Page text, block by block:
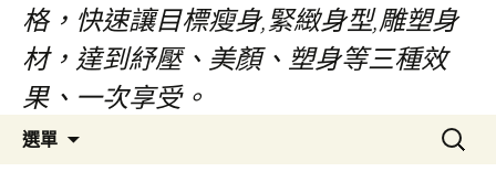
格，快速讓目標瘦身,緊緻身型,雕塑身
材，達到紓壓、美顏、塑身等三種效
果、一次享受。
選單
搜
尋